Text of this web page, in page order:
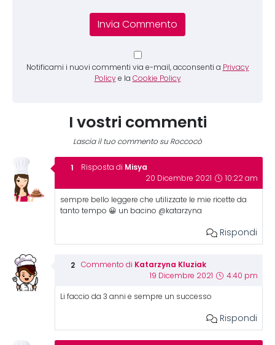
Notificami i nuovi commenti via e-mail, acconsenti a Privacy
Policy e la Cookie Policy
I vostri commenti
Lascia il tuo commento su Roccocò
Risposta di Misya
20 Dicembre 2021 10:22 am
sempre bello leggere che utilizzate le mie ricette da
tanto tempo 😀 un bacino @katarzyna
Rispondi
Commento di Katarzyna Kluziak
19 Dicembre 2021 4:40 pm
Li faccio da 3 anni e sempre un successo
Rispondi